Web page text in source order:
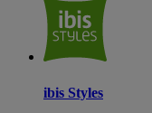
ibis Styles